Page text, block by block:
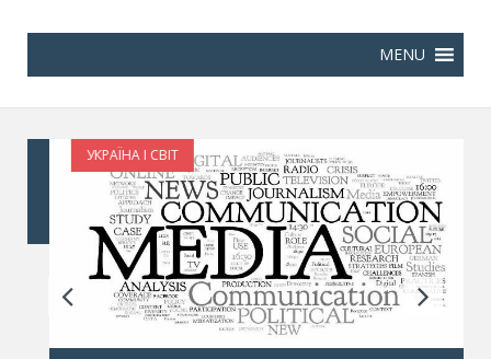
УКРАЇНА І СВІТ